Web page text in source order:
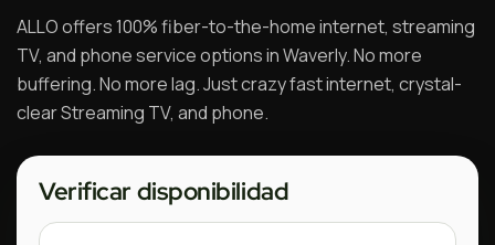
ALLO offers 100% fiber-to-the-home internet, streaming
TV, and phone service options in Waverly. No more
buffering. No more lag. Just crazy fast internet, crystal-
clear Streaming TV, and phone.
Verificar disponibilidad